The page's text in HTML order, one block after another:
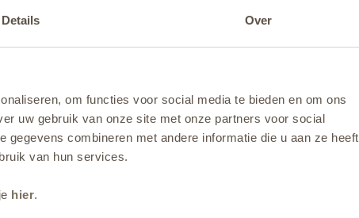
Details Over
om functies voor social media te bieden en om ons
uw gebruik van onze site met onze partners voor social
combineren met andere informatie die u aan ze heeft
van hun services.
hier.